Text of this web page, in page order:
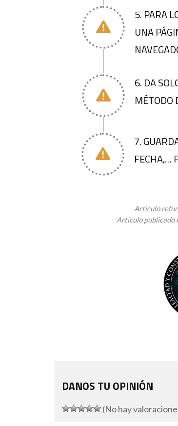
5. PARA
UNA
6. DA
MÉTODO
7.
FECHA,…
Articulo
Artículo publicado
DANOS TU OPINIÓN
(No hay